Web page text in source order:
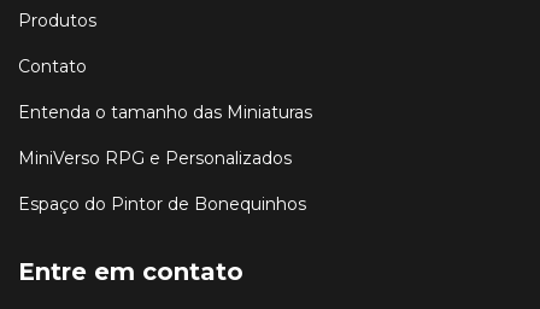
Produtos
Contato
Entenda o tamanho das Miniaturas
MiniVerso RPG e Personalizados
Espaço do Pintor de Bonequinhos
Entre em contato